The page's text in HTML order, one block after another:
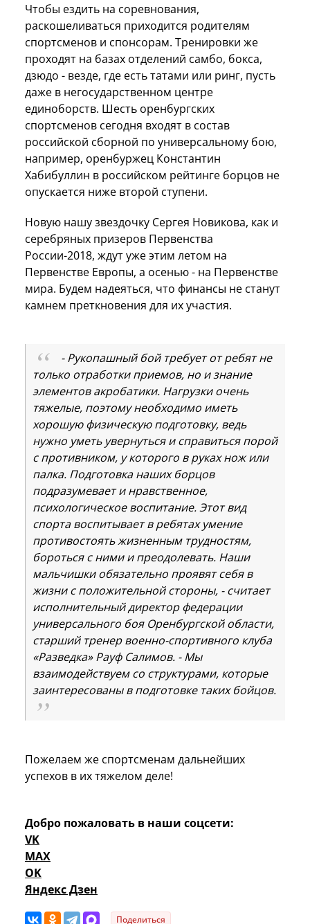
Чтобы ездить на соревнования,
раскошеливаться приходится родителям
спортсменов и спонсорам. Тренировки же
проходят на базах отделений самбо, бокса,
дзюдо - везде, где есть татами или ринг, пусть
даже в негосударственном центре
единоборств. Шесть оренбургских
спортсменов сегодня входят в состав
российской сборной по универсальному бою,
например, оренбуржец Константин
Хабибуллин в российском рейтинге борцов не
опускается ниже второй ступени.
Новую нашу звездочку Сергея Новикова, как и
серебряных призеров Первенства
России-2018, ждут уже этим летом на
Первенстве Европы, а осенью - на Первенстве
мира. Будем надеяться, что финансы не станут
камнем преткновения для их участия.
- Рукопашный бой требует от ребят не
только отработки приемов, но и знание
элементов акробатики. Нагрузки очень
тяжелые, поэтому необходимо иметь
хорошую физическую подготовку, ведь
нужно уметь увернуться и справиться порой
с противником, у которого в руках нож или
палка. Подготовка наших борцов
подразумевает и нравственное,
психологическое воспитание. Этот вид
спорта воспитывает в ребятах умение
противостоять жизненным трудностям,
бороться с ними и преодолевать. Наши
мальчишки обязательно проявят себя в
жизни с положительной стороны, - считает
исполнительный директор федерации
универсального боя Оренбургской области,
старший тренер военно-спортивного клуба
«Разведка» Рауф Салимов. - Мы
взаимодействуем со структурами, которые
заинтересованы в подготовке таких бойцов.
Пожелаем же спортсменам дальнейших
успехов в их тяжелом деле!
Добро пожаловать в наши соцсети:
VK
MAX
OK
Яндекс Дзен
Поделиться